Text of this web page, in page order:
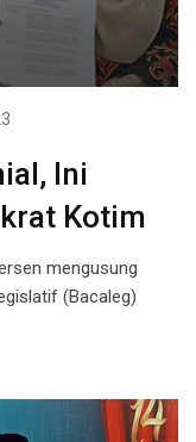
Ini
Kotim
mengusung
(Bacaleg)